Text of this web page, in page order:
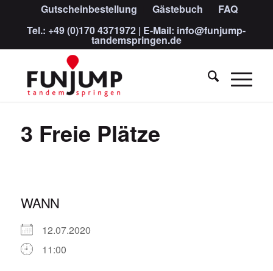
Gutscheinbestellung Gästebuch
FAQ
Tel.: +49 (0)170 4371972 | E-Mail: info@funjump-
tandemspringen.de
3 Freie Plätze
WANN
12.07.2020
11:00